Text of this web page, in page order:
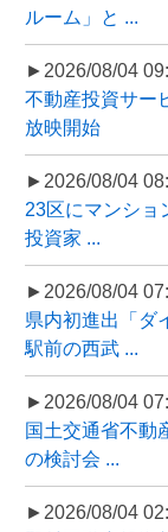
ルーム」と ...
►2026/08/04
不動産投資サー
放映開始
►2026/08/04
23区にマンショ
投資家 ...
►2026/08/04
県内初進出「ダ
駅前の西武 ...
►2026/08/04
国土交通省不動
の検討会 ...
►2026/08/04